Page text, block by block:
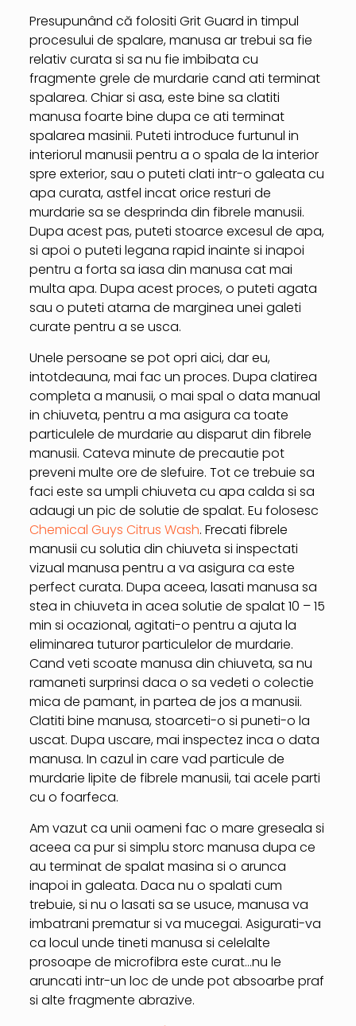
Presupunând că folositi Grit Guard in timpul
procesului de spalare, manusa ar trebui sa fie
relativ curata si sa nu fie imbibata cu
fragmente grele de murdarie cand ati terminat
spalarea. Chiar si asa, este bine sa clatiti
manusa foarte bine dupa ce ati terminat
spalarea masinii. Puteti introduce furtunul in
interiorul manusii pentru a o spala de la interior
spre exterior, sau o puteti clati intr-o galeata cu
apa curata, astfel incat orice resturi de
murdarie sa se desprinda din fibrele manusii.
Dupa acest pas, puteti stoarce excesul de apa,
si apoi o puteti legana rapid inainte si inapoi
pentru a forta sa iasa din manusa cat mai
multa apa. Dupa acest proces, o puteti agata
sau o puteti atarna de marginea unei galeti
curate pentru a se usca.
Unele persoane se pot opri aici, dar eu,
intotdeauna, mai fac un proces. Dupa clatirea
completa a manusii, o mai spal o data manual
in chiuveta, pentru a ma asigura ca toate
particulele de murdarie au disparut din fibrele
manusii. Cateva minute de precautie pot
preveni multe ore de slefuire. Tot ce trebuie sa
faci este sa umpli chiuveta cu apa calda si sa
adaugi un pic de solutie de spalat. Eu folosesc
Chemical Guys Citrus Wash. Frecati fibrele
manusii cu solutia din chiuveta si inspectati
vizual manusa pentru a va asigura ca este
perfect curata. Dupa aceea, lasati manusa sa
stea in chiuveta in acea solutie de spalat 10 – 15
min si ocazional, agitati-o pentru a ajuta la
eliminarea tuturor particulelor de murdarie.
Cand veti scoate manusa din chiuveta, sa nu
ramaneti surprinsi daca o sa vedeti o colectie
mica de pamant, in partea de jos a manusii.
Clatiti bine manusa, stoarceti-o si puneti-o la
uscat. Dupa uscare, mai inspectez inca o data
manusa. In cazul in care vad particule de
murdarie lipite de fibrele manusii, tai acele parti
cu o foarfeca.
Am vazut ca unii oameni fac o mare greseala si
aceea ca pur si simplu storc manusa dupa ce
au terminat de spalat masina si o arunca
inapoi in galeata. Daca nu o spalati cum
trebuie, si nu o lasati sa se usuce, manusa va
imbatrani prematur si va mucegai. Asigurati-va
ca locul unde tineti manusa si celelalte
prosoape de microfibra este curat…nu le
aruncati intr-un loc de unde pot absoarbe praf
si alte fragmente abrazive.